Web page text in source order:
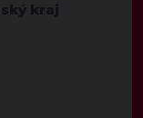
kraj